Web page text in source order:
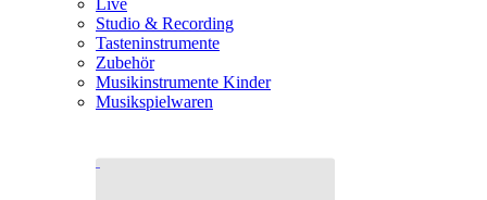
Live
Studio & Recording
Tasteninstrumente
Zubehör
Musikinstrumente Kinder
Musikspielwaren